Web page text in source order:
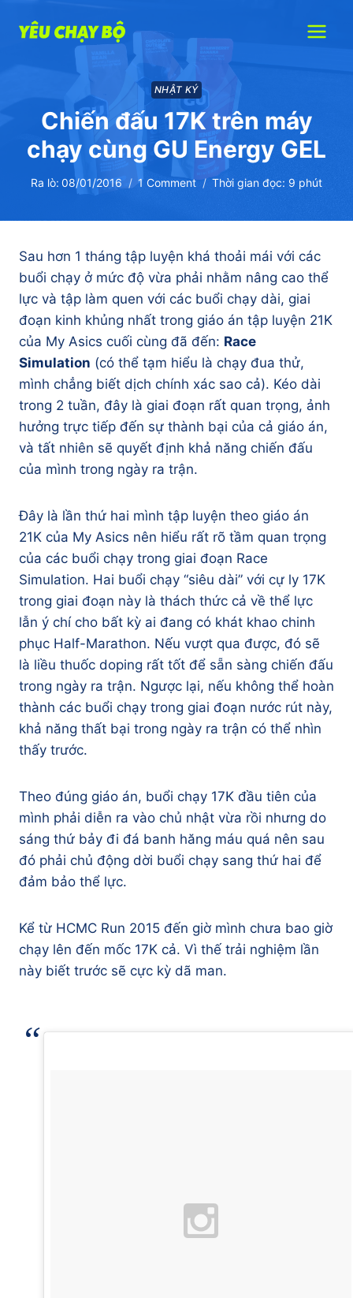
NHẬT KÝ
Chiến đấu 17K trên máy
chạy cùng GU Energy GEL
Ra lò: 08/01/2016 1 Comment Thời gian đọc: 9 phút
Sau hơn 1 tháng tập luyện khá thoải mái với các
buổi chạy ở mức độ vừa phải nhằm nâng cao thể
lực và tập làm quen với các buổi chạy dài, giai
đoạn kinh khủng nhất trong giáo án tập luyện 21K
của My Asics cuối cùng đã đến: Race
Simulation (có thể tạm hiểu là chạy đua thử,
mình chẳng biết dịch chính xác sao cả). Kéo dài
trong 2 tuần, đây là giai đoạn rất quan trọng, ảnh
hưởng trực tiếp đến sự thành bại của cả giáo án,
và tất nhiên sẽ quyết định khả năng chiến đấu
của mình trong ngày ra trận.
Đây là lần thứ hai mình tập luyện theo giáo án
21K của My Asics nên hiểu rất rõ tầm quan trọng
của các buổi chạy trong giai đoạn Race
Simulation. Hai buổi chạy “siêu dài” với cự ly 17K
trong giai đoạn này là thách thức cả về thể lực
lẫn ý chí cho bất kỳ ai đang có khát khao chinh
phục Half-Marathon. Nếu vượt qua được, đó sẽ
là liều thuốc doping rất tốt để sẵn sàng chiến đấu
trong ngày ra trận. Ngược lại, nếu không thể hoàn
thành các buổi chạy trong giai đoạn nước rút này,
khả năng thất bại trong ngày ra trận có thể nhìn
thấy trước.
Theo đúng giáo án, buổi chạy 17K đầu tiên của
mình phải diễn ra vào chủ nhật vừa rồi nhưng do
sáng thứ bảy đi đá banh hăng máu quá nên sau
đó phải chủ động dời buổi chạy sang thứ hai để
đảm bảo thể lực.
Kể từ HCMC Run 2015 đến giờ mình chưa bao giờ
chạy lên đến mốc 17K cả. Vì thế trải nghiệm lần
này biết trước sẽ cực kỳ dã man.